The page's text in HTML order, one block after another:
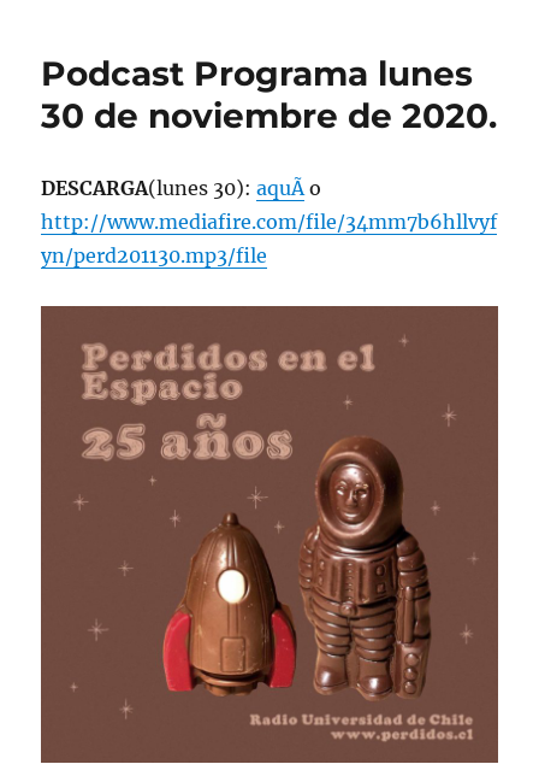
enero
2022,
102.5fm
Radio
Podcast Programa lunes
30 de noviembre de 2020.
DESCARGA(lunes 30):aquÃ­o
http://www.mediafire.com/file/34mm7b6hllvyf
yn/perd201130.mp3/file